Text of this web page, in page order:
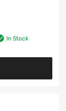
In Stock